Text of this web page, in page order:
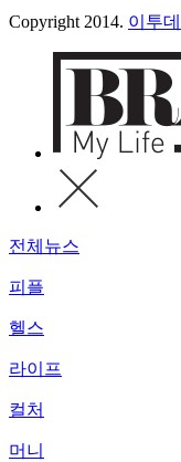
Copyright 2014. 이투
전체뉴스
피플
헬스
라이프
컬처
머니